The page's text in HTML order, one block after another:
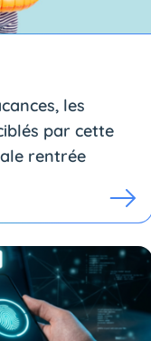
les
par cette
rentrée